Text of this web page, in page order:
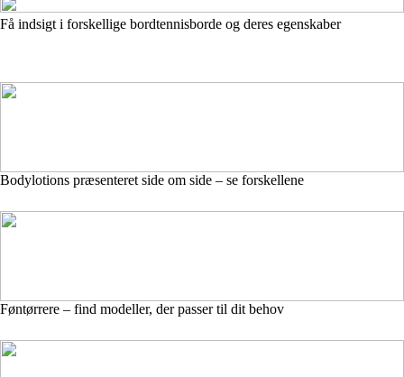
Få indsigt i forskellige bordtennisborde og deres egenskaber
Bodylotions præsenteret side om side – se forskellene
Føntørrere – find modeller, der passer til dit behov